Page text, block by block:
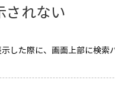
されない
した際に、画面上部に検